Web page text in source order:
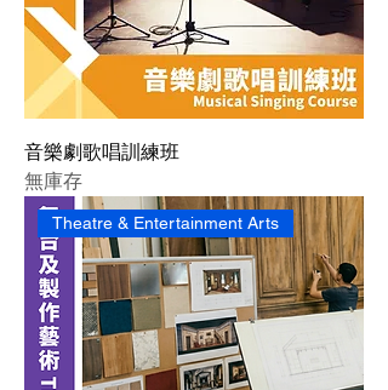
音樂劇歌唱訓練班
無庫存
Theatre & Entertainment Arts